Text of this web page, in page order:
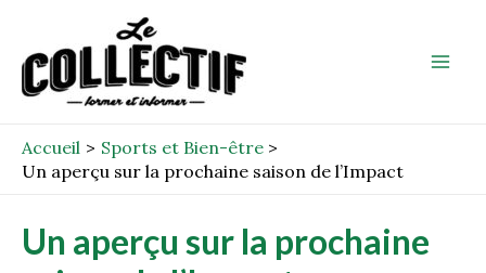
contenu
Accueil
Sports et Bien-être
Un aperçu sur la prochaine saison de l’Impact
Un aperçu sur la prochaine
navigation